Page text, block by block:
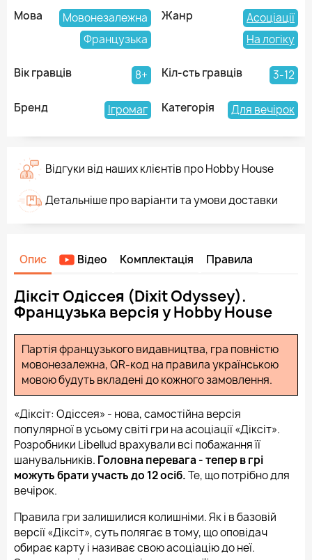
Мова
Мовонезалежна
Французька
Жанр
Асоціації
На логіку
Вік гравців 8+ Кіл-сть гравців 3-12
Бренд Ігромаг Категорія Для вечірок
Відгуки від наших клієнтів про Hobby House
Детальніше про варіанти та умови доставки
Опис Відео Комплектація Правила
Діксіт Одіссея (Dixit Odyssey).
Французька версія у Hobby House
Партія французького видавництва, гра повністю
мовонезалежна, QR-код на правила українською
мовою будуть вкладені до кожного замовлення.
«Діксіт: Одіссея» - нова, самостійна версія
популярної в усьому світі гри на асоціації «Діксіт».
Розробники Libellud врахували всі побажання її
шанувальників. Головна перевага - тепер в грі
можуть брати участь до 12 осіб.Те, що потрібно для
вечірок.
Правила гри залишилися колишніми. Як і в базовій
версії «Діксіт», суть полягає в тому, що оповідач
обирає карту і називає свою асоціацію до неї.